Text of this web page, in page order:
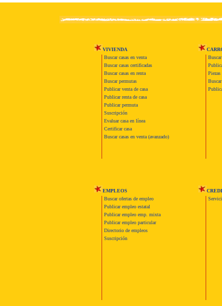
VIVIENDA
Buscar casas en venta
Buscar casas certificadas
Buscar casas en renta
Buscar permutas
Publicar venta de casa
Publicar renta de casa
Publicar permuta
Suscripción
Evaluar casa en línea
Certificar casa
Buscar casas en venta (avanzado)
Piezas
EMPLEOS
Buscar ofertas de empleo
Publicar empleo estatal
Publicar empleo emp. mixta
Publicar empleo particular
Directorio de empleos
Suscripción